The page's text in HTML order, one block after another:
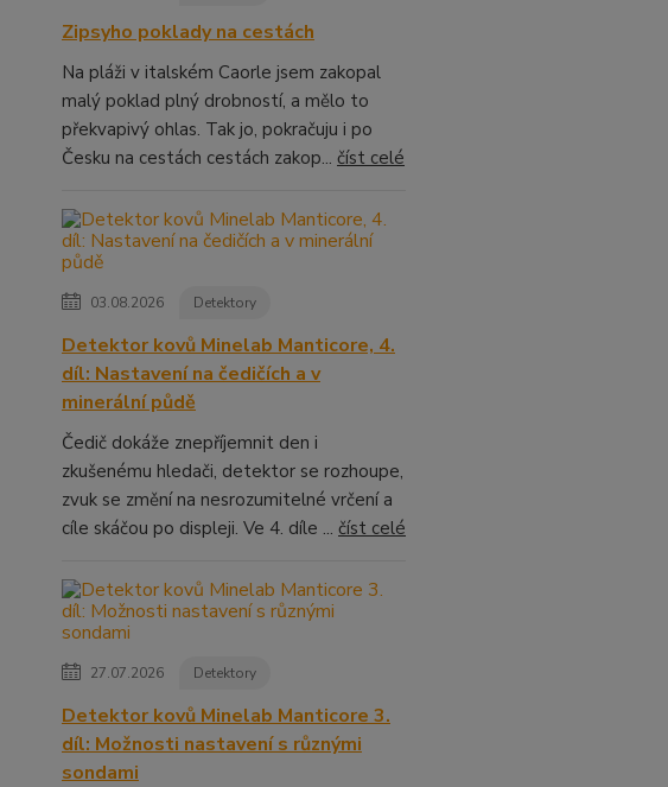
Zipsyho poklady na cestách
Na pláži v italském Caorle jsem zakopal
malý poklad plný drobností, a mělo to
překvapivý ohlas. Tak jo, pokračuju i po
Česku na cestách cestách zakop... číst celé
03.08.2026 Detektory
Detektor kovů Minelab Manticore, 4.
díl: Nastavení na čedičích a v
minerální půdě
Čedič dokáže znepříjemnit den i
zkušenému hledači, detektor se rozhoupe,
zvuk se změní na nesrozumitelné vrčení a
cíle skáčou po displeji. Ve 4. díle ... číst celé
27.07.2026 Detektory
Detektor kovů Minelab Manticore 3.
díl: Možnosti nastavení s různými
sondami